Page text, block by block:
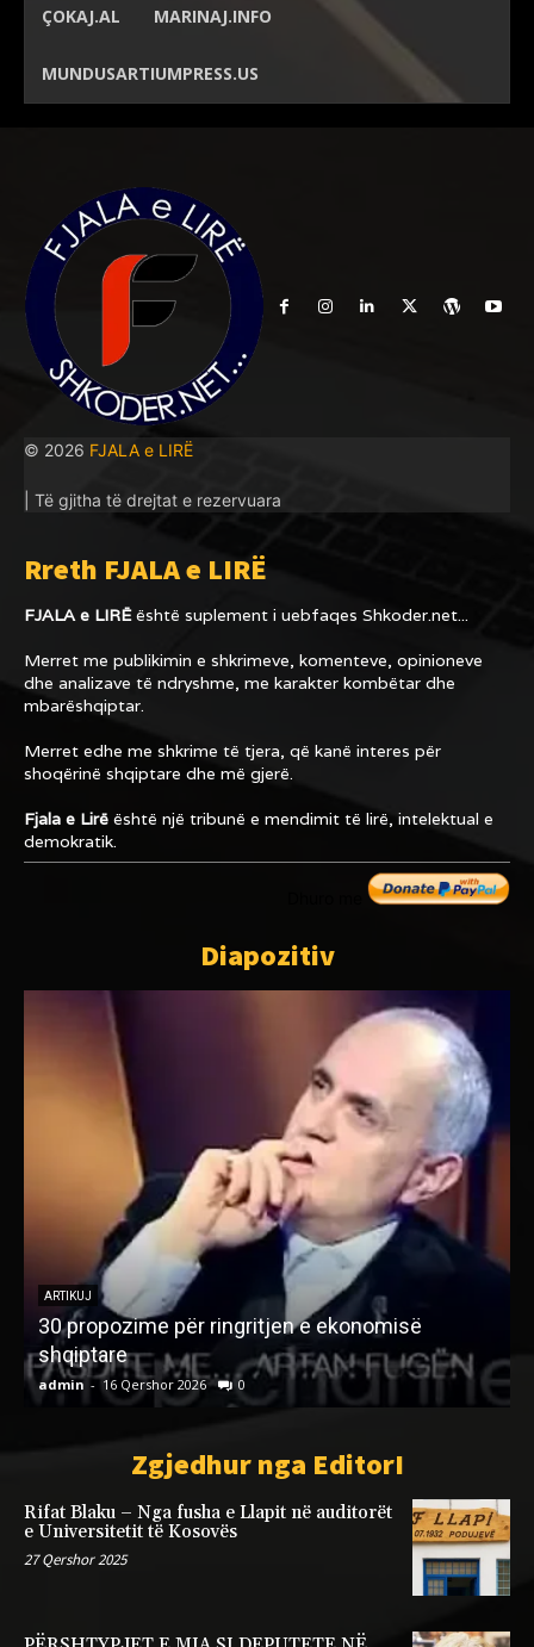
ÇOKAJ.AL MARINAJ.INFO
MUNDUSARTIUMPRESS.US
© 2026 FJALA e LIRË
| Të gjitha të drejtat e rezervuara
Rreth FJALA e LIRË
FJALA e LIRËështë suplement i uebfaqes Shkoder.net...
Merret me publikimin e shkrimeve, komenteve, opinioneve
dhe analizave të ndryshme, me karakter kombëtar dhe
mbarëshqiptar.
Merret edhe me shkrime të tjera, që kanë interes për
shoqërinë shqiptare dhe më gjerë.
Fjala e Lirë është një tribunë e mendimit të lirë, intelektual e
demokratik.
Diapozitiv
ARTIKUJ
30 propozime për ringritjen e ekonomisë
shqiptare
admin - 16 Qershor 2026 0
Zgjedhur nga EditorI
Rifat Blaku – Nga fusha e Llapit në auditorët
e Universitetit të Kosovës
27 Qershor 2025